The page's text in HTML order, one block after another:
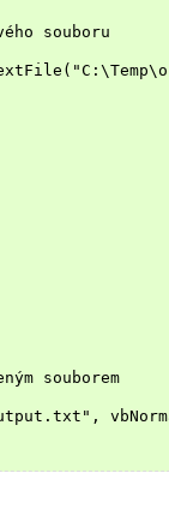
souboru
souborem